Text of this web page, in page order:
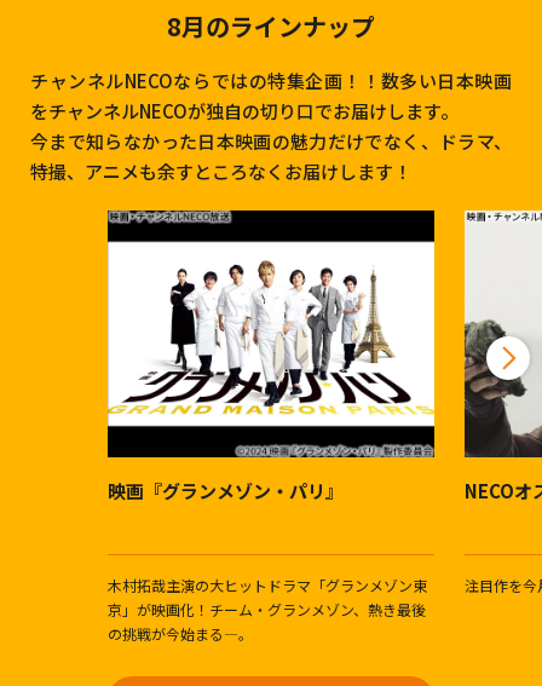
8月のラインナップ
チャンネルNECOならではの特集企画！！数多い日本映画
をチャンネルNECOが独自の切り口でお届けします。
今まで知らなかった日本映画の魅力だけでなく、ドラマ、
特撮、アニメも余すところなくお届けします！
映画『グランメゾン・パリ』
木村拓哉主演の大ヒットドラマ「グランメゾン東
京」が映画化！チーム・グランメゾン、熱き最後
の挑戦が今始まる―。
NECOオ
注目作を今